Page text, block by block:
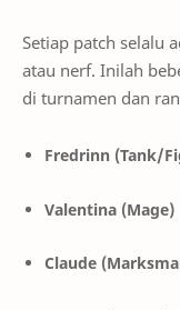
Setiap patch selalu
atau nerf. Inilah
di turnamen dan
Fredrinn (Tank/
Valentina (Mage)
Claude